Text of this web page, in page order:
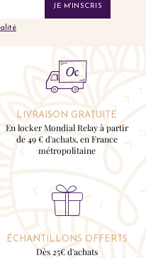
JE M'INSCRIS
LIVRAISON GRATUITE
En locker Mondial Relay à partir
de 49 € d'achats, en France
métropolitaine
ÉCHANTILLONS OFFERTS
Dès 25€ d'achats